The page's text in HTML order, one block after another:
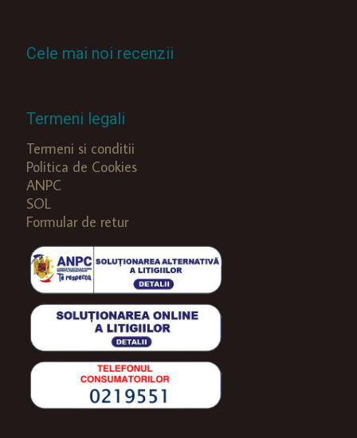
Cele mai noi recenzii
Termeni legali
Termeni si conditii
Politica de Cookies
ANPC
SOL
Formular de retur